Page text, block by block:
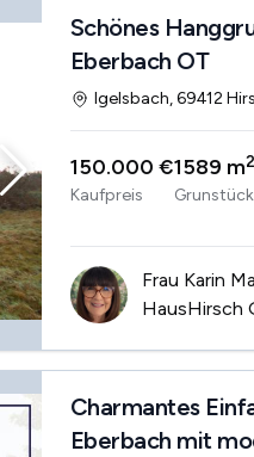
Schönes
Eberbach OT
Igelsbach, 69412
150.000 €
Kaufpreis
1589 m2
Frau Karin
HausHirsch
Charmantes
Eberbach mit